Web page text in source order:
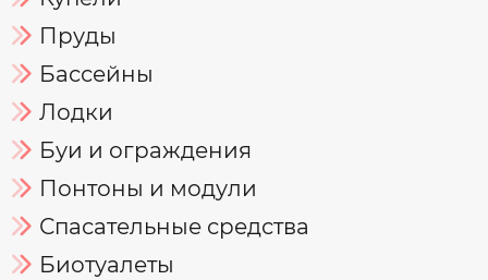
Пруды
Бассейны
Лодки
Буи и ограждения
Понтоны и модули
Спасательные средства
Биотуалеты